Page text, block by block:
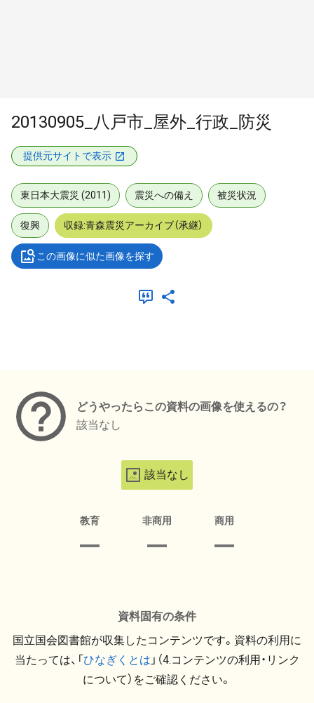
20130905_八戸市_屋外_行政_防災
提供元サイトで表示
東日本大震災 (2011) 震災への備え 被災状況
復興 収録:青森震災アーカイブ（承継）
この画像に似た画像を探す
どうやったらこの資料の画像を使えるの？
該当なし
該当なし
教育 非商用 商用
資料固有の条件
国立国会図書館が収集したコンテンツです。資料の利用に
当たっては、「ひなぎくとは 」（4.コンテンツの利用・リンク
について）をご確認ください。